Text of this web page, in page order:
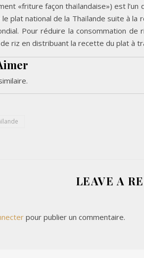
«friture façon thaïlandaise») est l’un
le plat national de la Thaïlande suite à
Pour réduire la consommation de
riz en distribuant la recette du plat à
LEAVE A
pour publier un commentaire.